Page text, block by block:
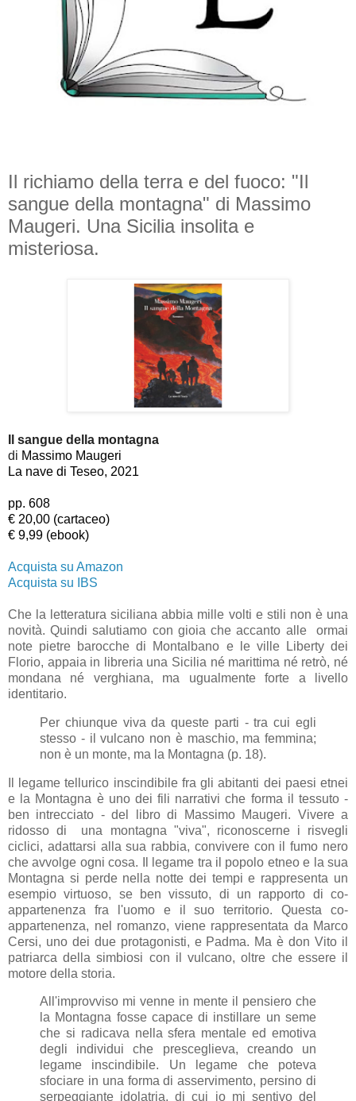
Il richiamo della terra e del fuoco: "Il
sangue della montagna" di Massimo
Maugeri. Una Sicilia insolita e
misteriosa.
Il sangue della montagna
di Massimo Maugeri
La nave di Teseo, 2021
pp. 608
€ 20,00 (cartaceo)
€ 9,99 (ebook)
Acquista su Amazon
Acquista su IBS
Che la letteratura siciliana abbia mille volti e stili non è una
novità. Quindi salutiamo con gioia che accanto alle ormai
note pietre barocche di Montalbano e le ville Liberty dei
Florio, appaia in libreria una Sicilia né marittima né retrò, né
mondana né verghiana, ma ugualmente forte a livello
identitario.
Per chiunque viva da queste parti - tra cui egli
stesso - il vulcano non è maschio, ma femmina;
non è un monte, ma la Montagna (p. 18).
Il legame tellurico inscindibile fra gli abitanti dei paesi etnei
e la Montagna è uno dei fili narrativi che forma il tessuto -
ben intrecciato - del libro di Massimo Maugeri. Vivere a
ridosso di una montagna "viva", riconoscerne i risvegli
ciclici, adattarsi alla sua rabbia, convivere con il fumo nero
che avvolge ogni cosa. Il legame tra il popolo etneo e la sua
Montagna si perde nella notte dei tempi e rappresenta un
esempio virtuoso, se ben vissuto, di un rapporto di co-
appartenenza fra l'uomo e il suo territorio. Questa co-
appartenenza, nel romanzo, viene rappresentata da Marco
Cersi, uno dei due protagonisti, e Padma. Ma è don Vito il
patriarca della simbiosi con il vulcano, oltre che essere il
motore della storia.
All'improvviso mi venne in mente il pensiero che
la Montagna fosse capace di instillare un seme
che si radicava nella sfera mentale ed emotiva
degli individui che presceglieva, creando un
legame inscindibile. Un legame che poteva
sfociare in una forma di asservimento, persino di
serpeggiante idolatria, di cui io mi sentivo del